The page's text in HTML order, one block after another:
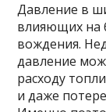
Давление в
влияющих на
вождения.
давление
расходу
и даже